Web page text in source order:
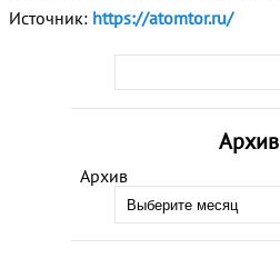
Архив
Архив
Источник: https://atomtor.ru/